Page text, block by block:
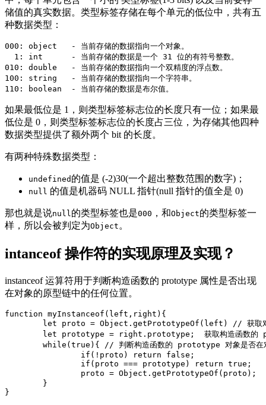
储值的真实数据。类型标签存储在每个单元的低位中，共有五
种数据类型：
000: object   - 当前存储的数据指向一个对象。
  1: int      - 当前存储的数据是一个 31 位的有符号整数。
010: double   - 当前存储的数据指向一个双精度的浮点数。
100: string   - 当前存储的数据指向一个字符串。
如果最低位是 1，则类型标签标志位的长度只有一位；如果最
低位是 0，则类型标签标志位的长度占三位，为存储其他四种
数据类型提供了额外两个 bit 的长度。
有两种特殊数据类型：
undefined 的值是 (-2)30(一个超出整数范围的数字)；
null 的值是机器码 NULL 指针(null 指针的值全是 0)
那也就是说null 的类型标签也是000 ，和Object的类型标签一
样，所以会被判定为Object 。
intanceof 操作符的实现原理及实现？
instanceof 运算符用于判断构造函数的 prototype 属性是否出现
在对象的原型链中的任何位置。
function myInstanceof(left,right){
}